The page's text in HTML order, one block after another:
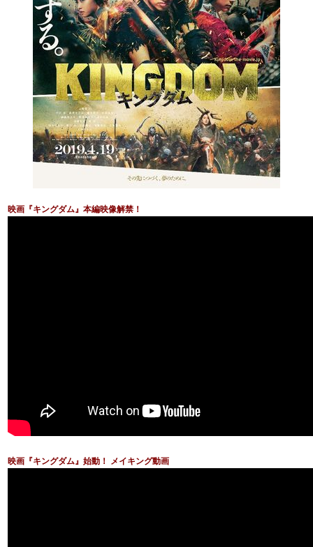
映画『キングダム』本編映像解禁！
映画『キングダム』始動！ メイキング動画